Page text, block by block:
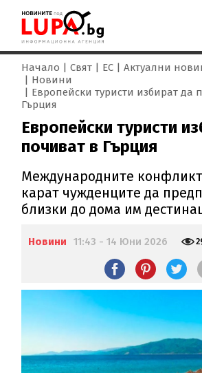
Начало Свят ЕС Актуални
Новини
Европейски туристи избират да
Гърция
Европейски туристи
почиват в Гърция
Международните
карат чужденците да
близки до дома им
Новини 11:43 - 14 Юни 2026